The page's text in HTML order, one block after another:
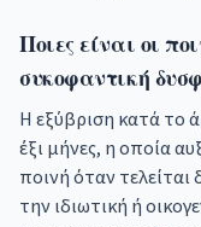
Ποιες είναι οι
συκοφαντική
Η εξύβριση κατά το
έξι μήνες, η οποία
ποινή όταν
την ιδιωτική ή